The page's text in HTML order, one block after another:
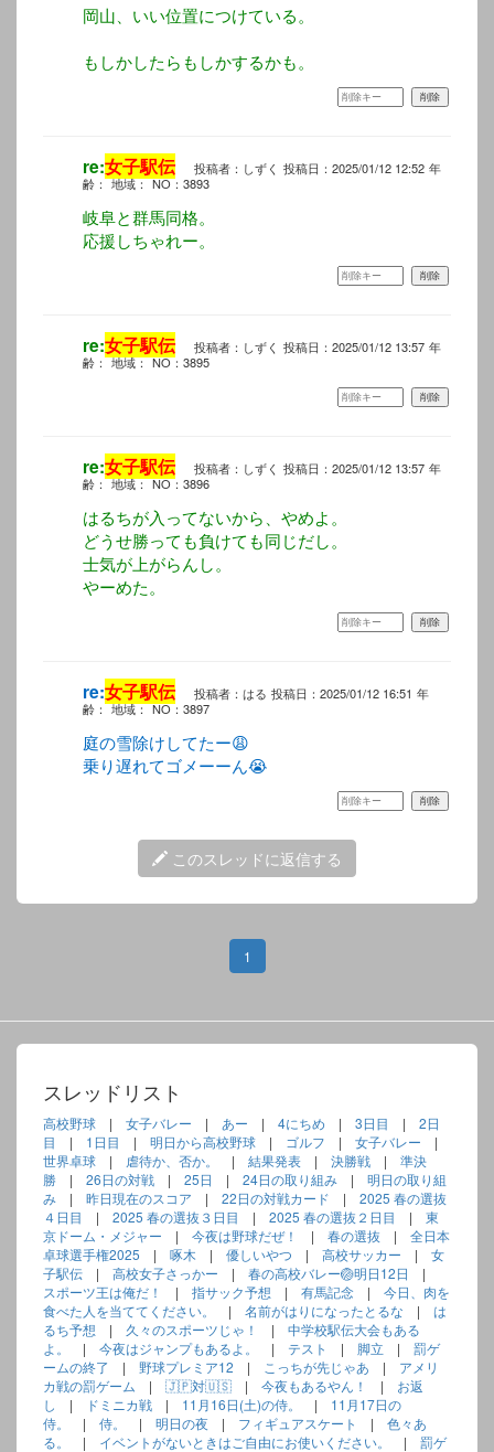
岡山、いい位置につけている。
もしかしたらもしかするかも。
re:女子駅伝 投稿者：しずく 投稿日：2025/01/12 12:52 年
齢： 地域： NO：3893
岐阜と群馬同格。
応援しちゃれー。
re:女子駅伝 投稿者：しずく 投稿日：2025/01/12 13:57 年
齢： 地域： NO：3895
re:女子駅伝 投稿者：しずく 投稿日：2025/01/12 13:57 年
齢： 地域： NO：3896
はるちが入ってないから、やめよ。
どうせ勝っても負けても同じだし。
士気が上がらんし。
やーめた。
re:女子駅伝 投稿者：はる 投稿日：2025/01/12 16:51 年
齢： 地域： NO：3897
庭の雪除けしてたー😩
乗り遅れてゴメーーん😭
このスレッドに返信する
1
スレッドリスト
高校野球 | 女子バレー | あー | 4にちめ | 3日目 | 2日
目
| 1日目 | 明日から高校野球 | ゴルフ | 女子バレー |
世界卓球 | 虐待か、否か。 | 結果発表 | 決勝戦 | 準決
勝 | 26日の対戦 | 25日 | 24日の取り組み | 明日の取り組
み | 昨日現在のスコア | 22日の対戦カード | 2025 春の選抜
４日目
| 2025 春の選抜３日目 | 2025 春の選抜２日目 | 東
京ドーム・メジャー | 今夜は野球だぜ！ | 春の選抜 | 全日本
卓球選手権2025 | 啄木 | 優しいやつ | 高校サッカー | 女
子駅伝 | 高校女子さっかー | 春の高校バレー🏐明日12日
|
スポーツ王は俺だ！
| 指サック予想 | 有馬記念 | 今日、肉を
食べた人を当ててください。
| 名前がはりになったとるな | は
るち予想 | 久々のスポーツじゃ！ | 中学校駅伝大会もある
よ。
| 今夜はジャンプもあるよ。 | テスト | 脚立 | 罰ゲ
ームの終了
| 野球プレミア12 | こっちが先じゃあ | アメリ
カ戦の罰ゲーム | 🇯🇵対🇺🇸 | 今夜もあるやん！ | お返
し
| ドミニカ戦 | 11月16日(土)の侍。 | 11月17日の
侍。
| 侍。 | 明日の夜 | フィギュアスケート | 色々あ
る。
| イベントがないときはご自由にお使いください。 | 罰ゲ